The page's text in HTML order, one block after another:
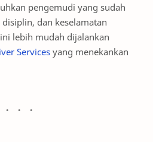
pengemudi yang sudah
dan keselamatan
lebih mudah dijalankan
Services yang menekankan